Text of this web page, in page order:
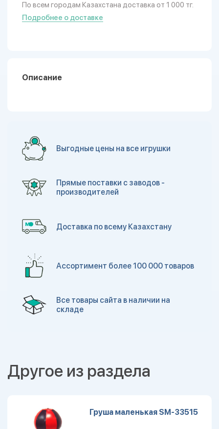
По всем городам Казахстана доставка от 1 000 тг.
Подробнее о доставке
Описание
Выгодные цены на все игрушки
Прямые поставки с заводов -
производителей
Доставка по всему Казахстану
Ассортимент более 100 000 товаров
Все товары сайта в наличии на
складе
Другое из раздела
Груша маленькая SM-33515